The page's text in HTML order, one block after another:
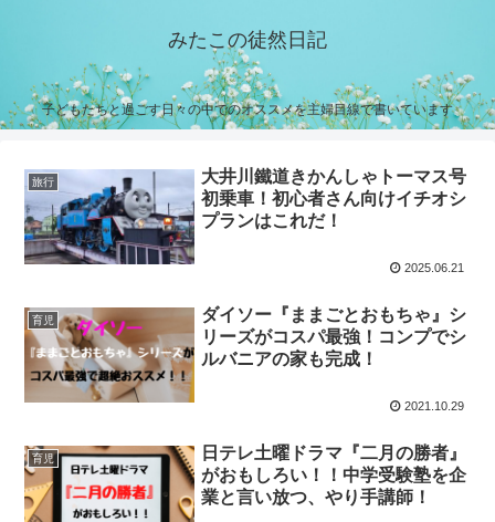
みたこの徒然日記
子どもたちと過ごす日々の中でのオススメを主婦目線で書いています
旅行
大井川鐵道きかんしゃトーマス号
初乗車！初心者さん向けイチオシ
プランはこれだ！
2025.06.21
育児
ダイソー『ままごとおもちゃ』シ
リーズがコスパ最強！コンプでシ
ルバニアの家も完成！
2021.10.29
育児
日テレ土曜ドラマ『二月の勝者』
がおもしろい！！中学受験塾を企
業と言い放つ、やり手講師！